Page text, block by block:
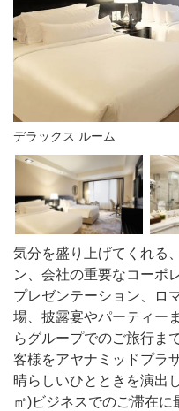
デラックス ルーム
気分を盛り上げてくれる
ン、会社の重要なコーポ
プレゼンテーション、ロ
場、披露宴やパーティー
らグループでのご旅行ま
客様をアヤナミッドプラ
晴らしいひとときを演出
㎡)ビジネスでのご滞在に